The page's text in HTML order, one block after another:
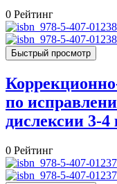
0 Рейтинг
Быстрый просмотр
по
дислексии 3-4
0 Рейтинг